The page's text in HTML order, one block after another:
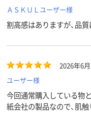
ＡＳＫＵＬユーザー様
割高感はありますが、品質
2026年6
ユーザー様
今回通常購入している物
紙会社の製品なので、肌触